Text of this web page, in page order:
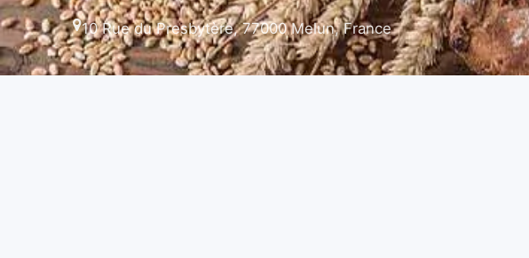
10 Rue du Presbytère, 77000 Melun, France